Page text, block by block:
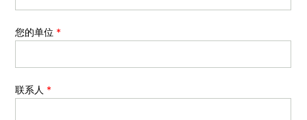
您的单位 *
联系人 *